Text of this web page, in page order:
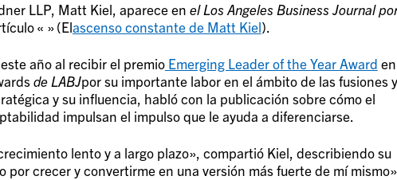
LLP, Matt Kiel, aparece en el Los Angeles Business Journal
« » (Elascenso constante de Matt Kiel).
año al recibir el premioEmerging Leader of the Year Award en
de LABJpor su importante labor en el ámbito de las fusiones y
y su influencia, habló con la publicación sobre cómo el
impulsan el impulso que le ayuda a diferenciarse.
lento y a largo plazo», compartió Kiel, describiendo su
por crecer y convertirme en una versión más fuerte de mí